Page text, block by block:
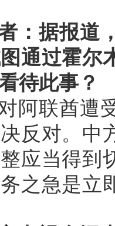
：据报道
通过霍尔
待此事？
阿联酋遭
反对。中
应当得到
之急是立